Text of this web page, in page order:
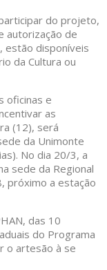
do projeto,
autorização de
estão disponíveis
da Cultura ou
oficinas e
as
(12), será
da Unimonte
No dia 20/3, a
sede da Regional
próximo a estação
das 10
do Programa
o artesão à se